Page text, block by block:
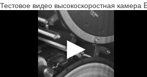
Тестовое видео высокоскоростная камера